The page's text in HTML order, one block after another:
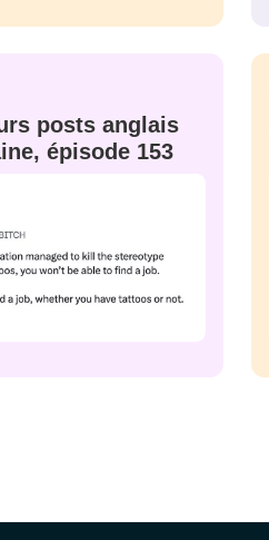
posts anglais
épisode 153